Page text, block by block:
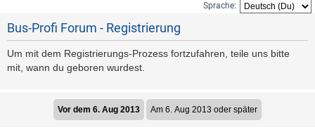
Sprache:
Bus-Profi Forum - Registrierung
Um mit dem Registrierungs-Prozess fortzufahren, teile uns bitte
mit, wann du geboren wurdest.